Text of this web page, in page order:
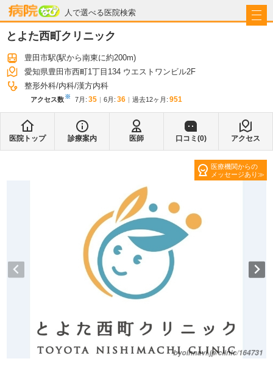
人で選べる医院検索
病院なび
とよた西町クリニック
豊田市駅(駅から南東に約200m)
愛知県豊田市西町1丁目134 ウエストワンビル2F
整形外科 内科 漢方内科
アクセス数※ 7月 : 35 6月 : 36 過去12ヶ月: 951
医院トップ 診療案内 医師 口コミ(0) アクセス
医療機関からの
メッセージあり